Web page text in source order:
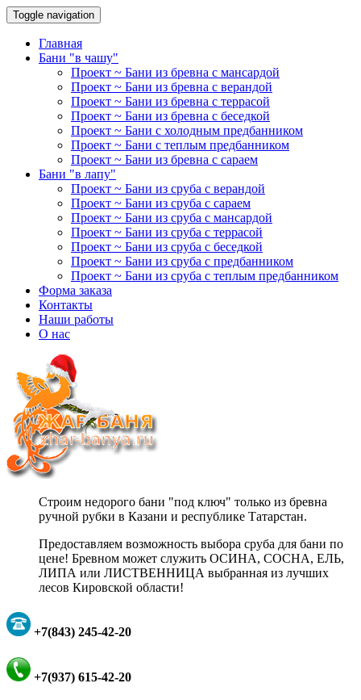
Toggle navigation
Главная
Бани "в чашу"
Проект ~ Бани из бревна с мансардой
Проект ~ Бани из бревна с верандой
Проект ~ Бани из бревна с террасой
Проект ~ Бани из бревна с беседкой
Проект ~ Бани с холодным предбанником
Проект ~ Бани с теплым предбанником
Проект ~ Бани из бревна с сараем
Бани "в лапу"
Проект ~ Бани из сруба с верандой
Проект ~ Бани из сруба с сараем
Проект ~ Бани из сруба с мансардой
Проект ~ Бани из сруба с террасой
Проект ~ Бани из сруба с беседкой
Проект ~ Бани из сруба с предбанником
Проект ~ Бани из сруба с теплым предбанником
Форма заказа
Контакты
Наши работы
О нас
Строим недорого бани "под ключ" только из бревна
ручной рубки в Казани и республике Татарстан.
Предоставляем возможность выбора сруба для бани по
цене! Бревном может служить ОСИНА, СОСНА, ЕЛЬ,
ЛИПА или ЛИСТВЕННИЦА выбранная из лучших
лесов Кировской области!
+7(843) 245-42-20
+7(937) 615-42-20